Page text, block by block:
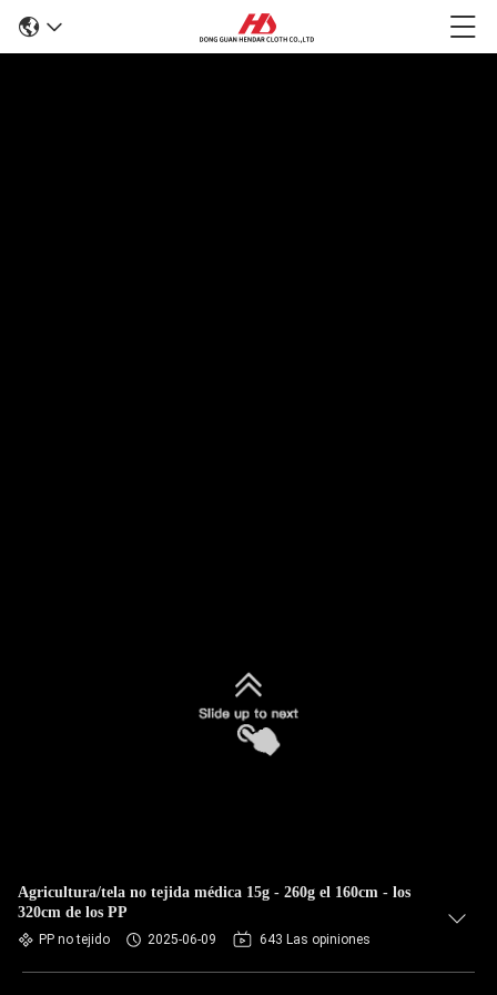
Agricultura/tela no tejida médica 15g - 260g el 160cm - los
320cm de los PP
PP no tejido 2025-06-09 643 Las opiniones